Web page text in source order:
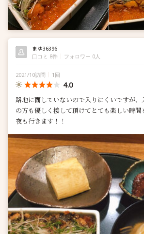
まゆ36396
口コミ 8件 フォロワー 0人
2021/10訪問 1回
4.0
路地に面していないので入りにくいですが
の方も優しく接して頂けてとても楽しい時間
夜も行きます！！